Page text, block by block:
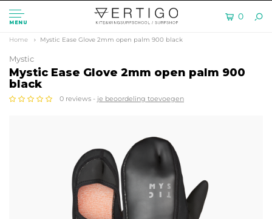
MENU
0
Home Mystic Ease Glove 2mm open palm 900 black
Mystic
Mystic Ease Glove 2mm open palm 900
black
0 reviews - je beoordeling toevoegen